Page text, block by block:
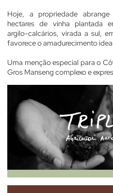
Hoje, a propriedade
hectares de vinha plantada
argilo-calcários, virada a sul,
favorece o amadurecimento
Uma menção especial para o
Gros Manseng complexo e